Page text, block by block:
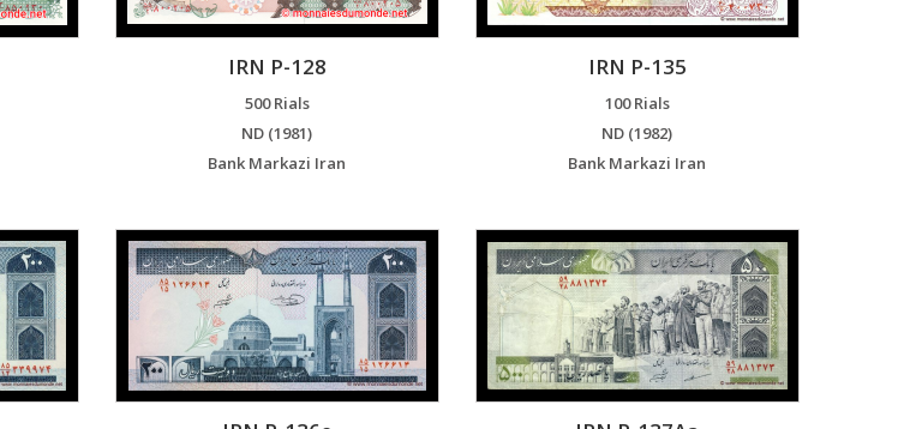
IRN P-128
500 Rials
ND (1981)
Bank Markazi Iran
IRN P-135
100 Rials
ND (1982)
Bank Markazi Iran